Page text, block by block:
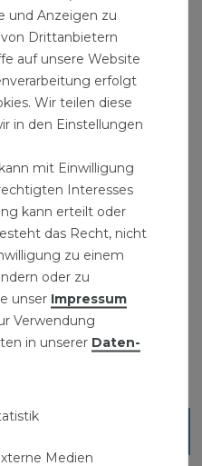
Glykollösungen
%
bar
10 bar
für horizontale
1 1/4” Ffür vertikale
F- Entleerung: (
und Anzeigen zu
Drittanbietern
auf unsere Website
erfolgt
Wir teilen diese
in den Einstellungen
mit Einwilligung
Interesses
kann erteilt oder
das Recht, nicht
zu einem
oder zu
unser Impressum
Verwendung
in unserer Daten­
Medien